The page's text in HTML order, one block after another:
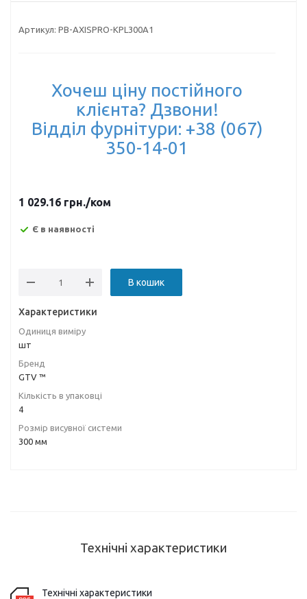
Артикул: PB-AXISPRO-KPL300A1
Хочеш ціну постійного
клієнта? Дзвони!
Відділ фурнітури: +38 (067)
350-14-01
1 029.16 грн./ком
Є в наявності
В кошик
Характеристики
Одиниця виміру
шт
Бренд
GTV ™
Кількість в упаковці
4
Розмір висувної системи
300 мм
Технічні характеристики
Технічні характеристики